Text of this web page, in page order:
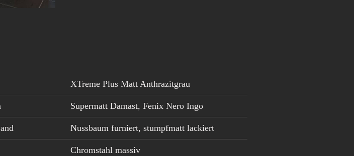
XTreme Plus Matt Anthrazitgrau
Supermatt Damast, Fenix Nero Ingo
Nussbaum furniert, stumpfmatt lackiert
Chromstahl massiv